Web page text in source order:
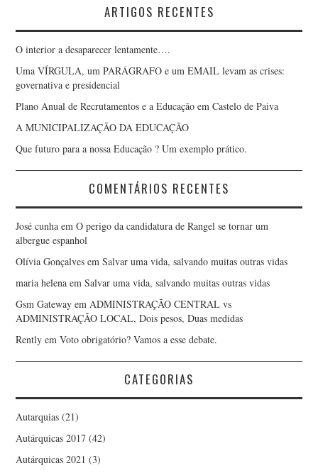
ARTIGOS RECENTES
O interior a desaparecer lentamente….
Uma VÍRGULA, um PARÁGRAFO e um EMAIL levam as crises:
governativa e presidencial
Plano Anual de Recrutamentos e a Educação em Castelo de Paiva
A MUNICIPALIZAÇÃO DA EDUCAÇÃO
Que futuro para a nossa Educação ? Um exemplo prático.
COMENTÁRIOS RECENTES
José cunha emO perigo da candidatura de Rangel se tornar um
albergue espanhol
Olívia Gonçalves emSalvar uma vida, salvando muitas outras vidas
maria helena emSalvar uma vida, salvando muitas outras vidas
Gsm Gateway emADMINISTRAÇÃO CENTRAL vs
ADMINISTRAÇÃO LOCAL, Dois pesos, Duas medidas
Rently emVoto obrigatório? Vamos a esse debate.
CATEGORIAS
Autarquias (21)
Autárquicas 2017 (42)
Autárquicas 2021 (3)